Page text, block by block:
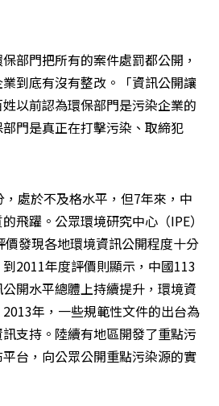
部門把所有的案件處罰都公開，
到底有沒有整改。「資訊公開讓
以前認為環保部門是污染企業的
門是真正在打擊污染、取締犯
處於不及格水平，但7年來，中
飛躍。公眾環境研究中心（IPE）
發現各地環境資訊公開程度十分
2011年度評價則顯示，中國113
開水平總體上持續提升，環境資
年，一些規範性文件的出台為
支持。陸續有地區開發了重點污
台，向公眾公開重點污染源的實